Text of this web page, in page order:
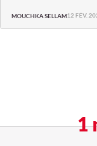
MOUCHKA SELLAM12 FÉV.
1